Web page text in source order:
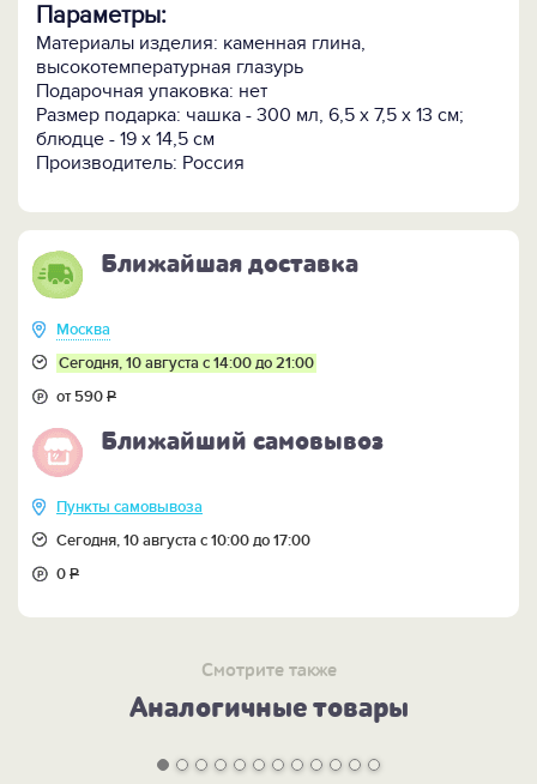
Внимание! Поскольку изделие изготавливается
вручную очень малыми партиями, возможно
небольшое отличие цветовых оттенков и рисунка от
образца, представленного на фотографиях.
Представлена в 5 цветах.
-Набор с чайником в таком же исполнении >>
-Всю коллекцию посуды "Скандинавия" >>
Параметры:
Материалы изделия: каменная глина,
высокотемпературная глазурь
Подарочная упаковка: нет
Размер подарка: чашка - 300 мл, 6,5 х 7,5 х 13 см;
блюдце - 19 х 14,5 см
Производитель: Россия
Ближайшая доставка
Москва
Сегодня, 10 августа с 14:00 до 21:00
от 590Р
Ближайший самовывоз
Пункты самовывоза
Сегодня, 10 августа с 10:00 до 17:00
0Р
Смотрите также
Аналогичные товары